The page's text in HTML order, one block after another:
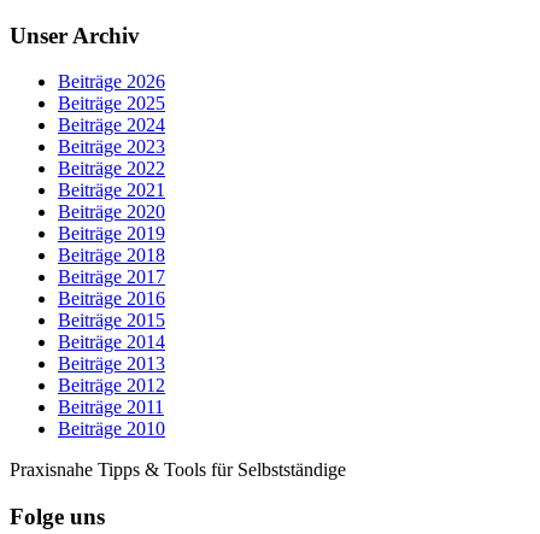
Unser Archiv
Beiträge 2026
Beiträge 2025
Beiträge 2024
Beiträge 2023
Beiträge 2022
Beiträge 2021
Beiträge 2020
Beiträge 2019
Beiträge 2018
Beiträge 2017
Beiträge 2016
Beiträge 2015
Beiträge 2014
Beiträge 2013
Beiträge 2012
Beiträge 2011
Beiträge 2010
Praxisnahe Tipps & Tools für Selbstständige
Folge uns